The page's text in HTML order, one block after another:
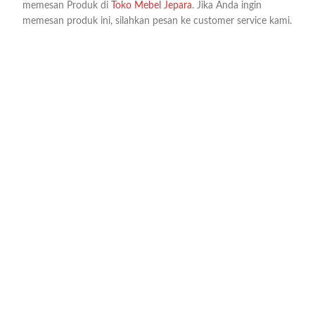
memesan Produk di
Toko Mebel Jepara. Jika Anda ingin
memesan produk ini, silahkan pesan ke customer service kami.